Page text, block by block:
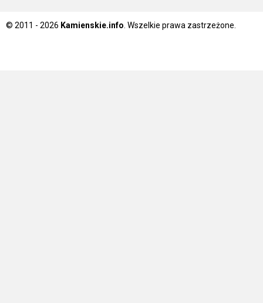
© 2011 - 2026 Kamienskie.info . Wszelkie prawa zastrzeżone.